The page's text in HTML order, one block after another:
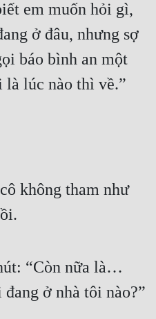
em muốn hỏi gì,
ở đâu, nhưng sợ
báo bình an một
là lúc nào thì về.”
không tham như
“Còn nữa là…
ở nhà tôi nào?”